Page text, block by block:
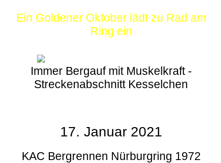
Ein Goldener Oktober lädt zu Rad am
Ring ein
Immer Bergauf mit Muskelkraft -
Streckenabschnitt Kesselchen
17. Januar 2021
KAC Bergrennen Nürburgring 1972